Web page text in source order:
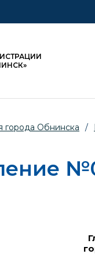
города Обнинска /